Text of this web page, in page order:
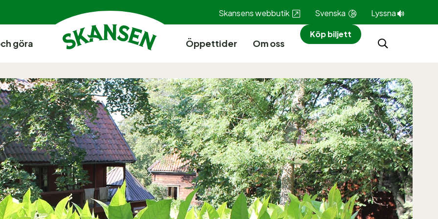
göra Öppettider Om oss
Köp biljett
Skansens webbutik Svenska Lyssna